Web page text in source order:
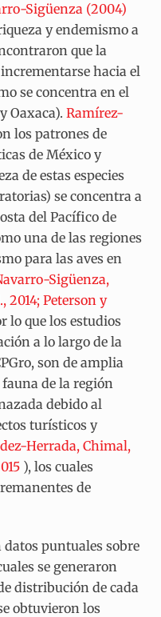
Sigüenza (2004)
y endemismo a
que la
hacia el
se concentra en el
Oaxaca).Ramírez-
los patrones de
de México y
de estas especies
se concentra a
del Pacífico de
una de las regiones
para las aves en
Sigüenza,
2014; Peterson y
lo que los estudios
a lo largo de la
son de amplia
de la región
debido al
turísticos y
Herrada, Chimal,
), los cuales
de
datos puntuales sobre
se generaron
distribución de cada
obtuvieron los